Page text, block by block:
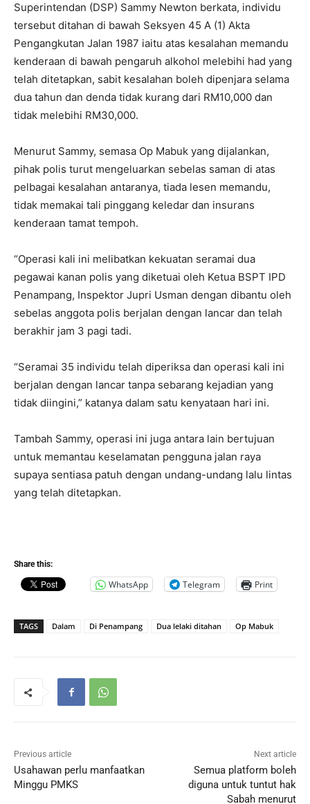
Superintendan (DSP) Sammy Newton berkata, individu
tersebut ditahan di bawah Seksyen 45 A (1) Akta
Pengangkutan Jalan 1987 iaitu atas kesalahan memandu
kenderaan di bawah pengaruh alkohol melebihi had yang
telah ditetapkan, sabit kesalahan boleh dipenjara selama
dua tahun dan denda tidak kurang dari RM10,000 dan
tidak melebihi RM30,000.
Menurut Sammy, semasa Op Mabuk yang dijalankan,
pihak polis turut mengeluarkan sebelas saman di atas
pelbagai kesalahan antaranya, tiada lesen memandu,
tidak memakai tali pinggang keledar dan insurans
kenderaan tamat tempoh.
“Operasi kali ini melibatkan kekuatan seramai dua
pegawai kanan polis yang diketuai oleh Ketua BSPT IPD
Penampang, Inspektor Jupri Usman dengan dibantu oleh
sebelas anggota polis berjalan dengan lancar dan telah
berakhir jam 3 pagi tadi.
“Seramai 35 individu telah diperiksa dan operasi kali ini
berjalan dengan lancar tanpa sebarang kejadian yang
tidak diingini,” katanya dalam satu kenyataan hari ini.
Tambah Sammy, operasi ini juga antara lain bertujuan
untuk memantau keselamatan pengguna jalan raya
supaya sentiasa patuh dengan undang-undang lalu lintas
yang telah ditetapkan.
Share this:
WhatsApp Telegram Print
TAGS Dalam Di Penampang Dua lelaki ditahan Op Mabuk
Previous article
Usahawan perlu manfaatkan
Minggu PMKS
Next article
Semua platform boleh
diguna untuk tuntut hak
Sabah menurut